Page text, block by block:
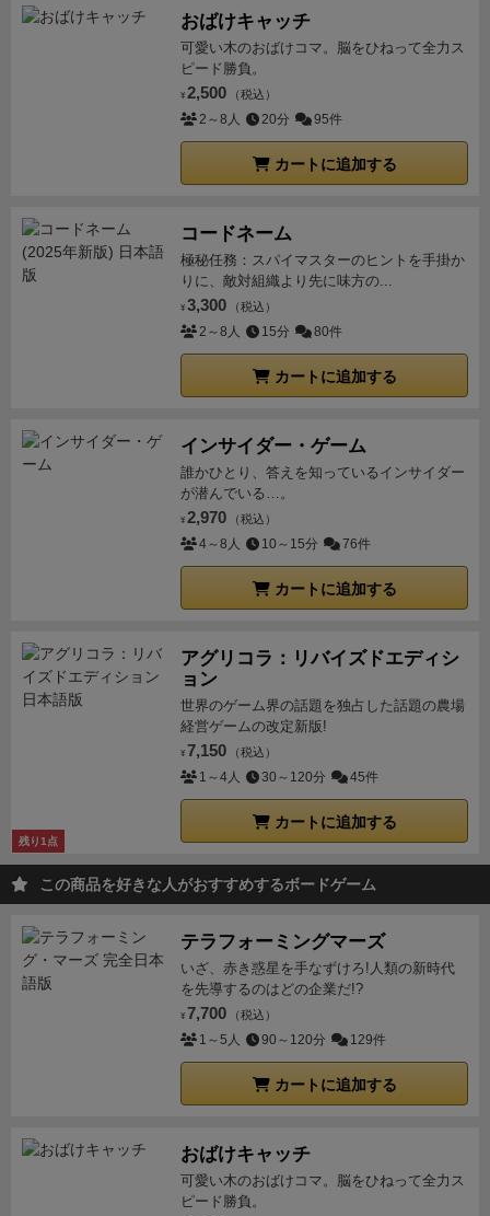
おばけキャッチ
可愛い木のおばけコマ。脳をひねって全力ス
ピード勝負。
¥ 2,500 （税込）
2～8人 20分 95件
カートに追加する
コードネーム
極秘任務：スパイマスターのヒントを手掛か
りに、敵対組織より先に味方の...
¥ 3,300 （税込）
2～8人 15分 80件
カートに追加する
インサイダー・ゲーム
誰かひとり、答えを知っているインサイダー
が潜んでいる…。
¥ 2,970 （税込）
4～8人 10～15分 76件
カートに追加する
残り1点
アグリコラ：リバイズドエディシ
ョン
世界のゲーム界の話題を独占した話題の農場
経営ゲームの改定新版!
¥ 7,150 （税込）
1～4人 30～120分 45件
カートに追加する
この商品を好きな人がおすすめするボードゲーム
テラフォーミングマーズ
いざ、赤き惑星を手なずけろ!人類の新時代
を先導するのはどの企業だ!?
¥ 7,700 （税込）
1～5人 90～120分 129件
カートに追加する
おばけキャッチ
可愛い木のおばけコマ。脳をひねって全力ス
ピード勝負。